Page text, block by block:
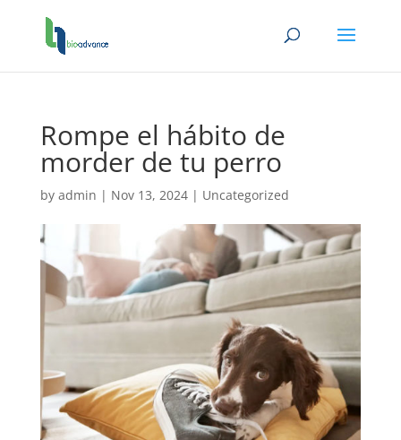
Rompe el hábito de
morder de tu perro
by admin | Nov 13, 2024| Uncategorized